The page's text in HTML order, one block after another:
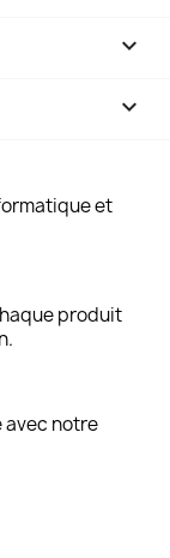

keyboard_arrow_down
et
produit
avec notre